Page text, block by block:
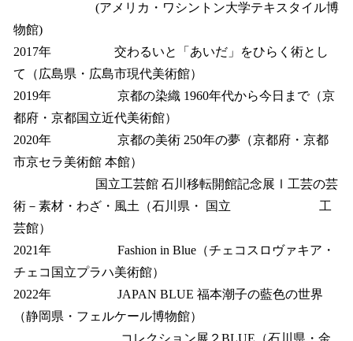
(アメリカ・ワシントン大学テキスタイル博
物館)
2017年 交わるいと「あいだ」をひらく術とし
て（広島県・広島市現代美術館）
2019年 京都の染織 1960年代から今日まで（京
都府・京都国立近代美術館）
2020年 京都の美術 250年の夢（京都府・京都
市京セラ美術館 本館）
国立工芸館 石川移転開館記念展Ⅰ工芸の芸
術－素材・わざ・風土（石川県・ 国立 工
芸館）
2021年 Fashion in Blue（チェコスロヴァキア・
チェコ国立プラハ美術館）
2022年 JAPAN BLUE 福本潮子の藍色の世界
（静岡県・フェルケール博物館）